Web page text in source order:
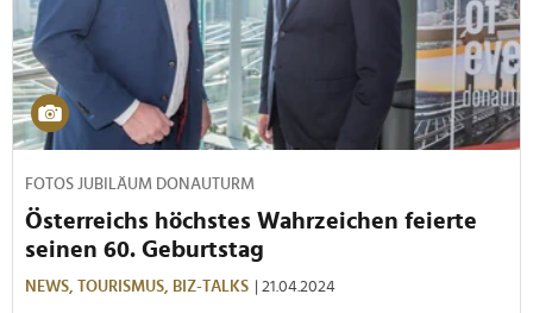
FOTOS JUBILÄUM DONAUTURM
Österreichs höchstes Wahrzeichen feierte
seinen 60. Geburtstag
NEWS, TOURISMUS, BIZ-TALKS | 21.04.2024